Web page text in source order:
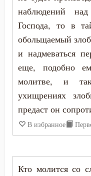
Скорбь
Сладострастие
Слезы
Слух
Смерть
наблюдений
Господа, то в
обольщаемый
и надмеваться
еще, подобно
молитве, и
ухищрениях
предаст он
В избранное
Кто молится со